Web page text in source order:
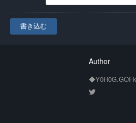
書き込む
Author
◆Y0H0G.GOFk